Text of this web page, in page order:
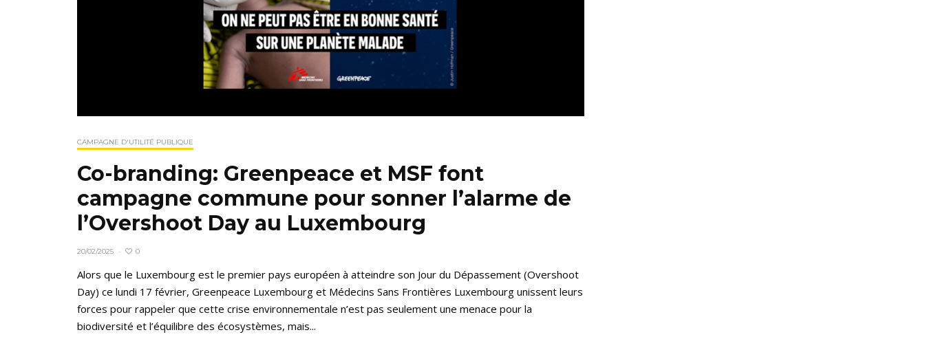
CAMPAGNE D'UTILITÉ PUBLIQUE
Co-branding: Greenpeace et MSF font
campagne commune pour sonner l’alarme de
l’Overshoot Day au Luxembourg
20/02/2025 · 0
Alors que le Luxembourg est le premier pays européen à atteindre son Jour du Dépassement (Overshoot
Day) ce lundi 17 février, Greenpeace Luxembourg et Médecins Sans Frontières Luxembourg unissent leurs
forces pour rappeler que cette crise environnementale n’est pas seulement une menace pour la
biodiversité et l’équilibre des écosystèmes, mais...